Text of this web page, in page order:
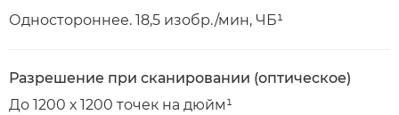
Одностороннее. 18,5 изобр./мин, ЧБ¹
Разрешение при сканировании (оптическое)
До 1200 х 1200 точек на дюйм¹